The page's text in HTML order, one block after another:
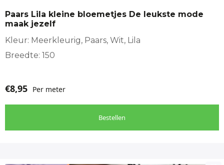
Paars Lila kleine bloemetjes De leukste mode
maak jezelf
Kleur: Meerkleurig, Paars, Wit, Lila
Breedte: 150
€8,95 Per meter
Bestellen